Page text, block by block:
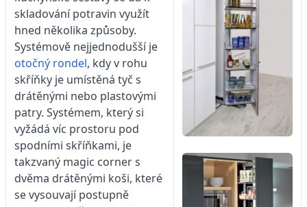
skladování potravin využít
hned několika způsoby.
Systémově nejjednodušší je
otočný rondel, kdy v rohu
skříňky je umístěná tyč s
drátěnými nebo plastovými
patry. Systémem, který si
vyžádá víc prostoru pod
spodními skříňkami, je
takzvaný magic corner s
dvěma drátěnými koši, které
se vysouvají postupně